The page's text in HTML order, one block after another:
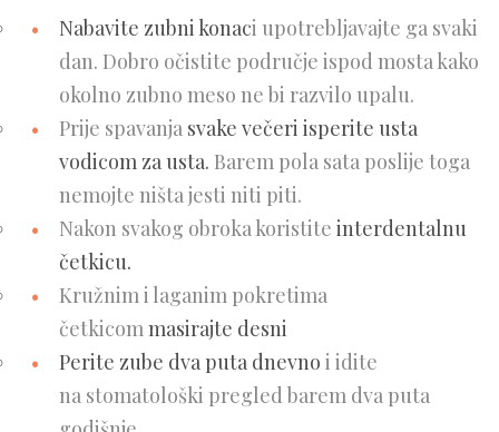
Nabavite zubni konaci upotrebljavajte ga svaki
dan. Dobro očistite područje ispod mosta kako
okolno zubno meso ne bi razvilo upalu.
Prije spavanja svake večeri isperite usta
vodicom za usta. Barem pola sata poslije toga
nemojte ništa jesti niti piti.
Nakon svakog obroka koristite interdentalnu
četkicu.
Kružnim i laganim pokretima
četkicom masirajte desni
Perite zube dva puta dnevno i idite
na stomatološki pregled barem dva puta